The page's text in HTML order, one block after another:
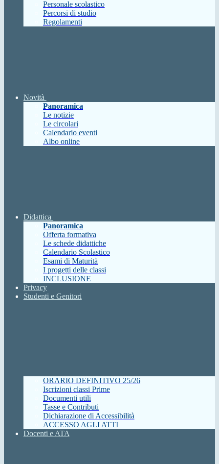
Personale scolastico
Percorsi di studio
Regolamenti
Novità
Panoramica
Le notizie
Le circolari
Calendario eventi
Albo online
Didattica
Panoramica
Offerta formativa
Le schede didattiche
Calendario Scolastico
Esami di Maturità
I progetti delle classi
INCLUSIONE
Privacy
Studenti e Genitori
ORARIO DEFINITIVO 25/26
Iscrizioni classi Prime
Documenti utili
Tasse e Contributi
Dichiarazione di Accessibilità
ACCESSO AGLI ATTI
Docenti e ATA